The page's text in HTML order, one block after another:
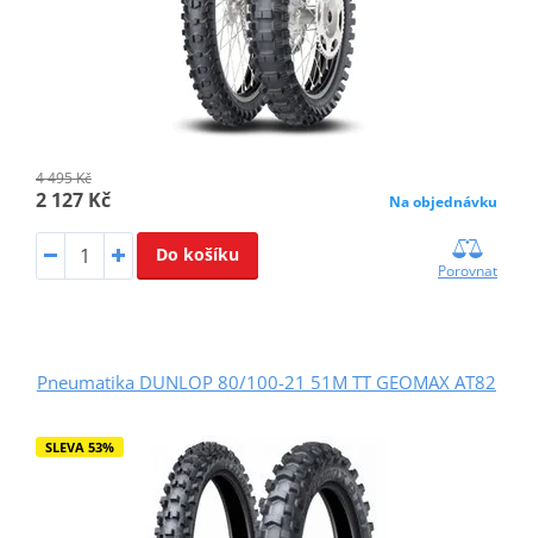
4 495 Kč
2 127 Kč Na objednávku
Do košíku
Porovnat
Pneumatika DUNLOP 80/100-21 51M TT GEOMAX AT82
SLEVA 53%